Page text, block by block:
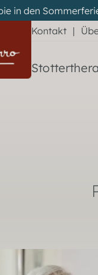
in den
Kontakt |